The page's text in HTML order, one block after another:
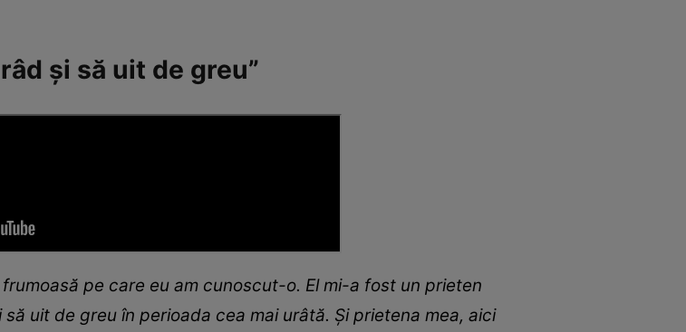
și să uit de greu”
pe care eu am cunoscut-o. El mi-a fost un prieten
uit de greu în perioada cea mai urâtă. Și prietena mea, aici